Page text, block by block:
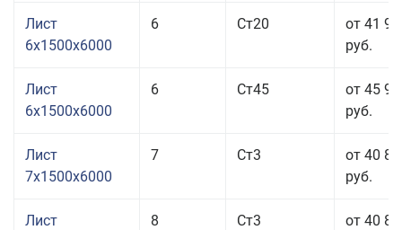
Лист
6x1500x6000
6 Ст20
от 41
руб.
Лист
6x1500x6000
6 Ст45
от 45
руб.
Лист
7x1500x6000
7 Ст3
от 40
руб.
Лист
8 Ст3
от 40